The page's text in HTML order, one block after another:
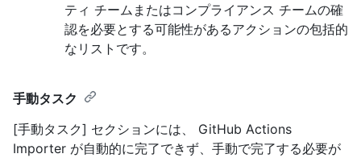
ティ チームまたはコンプライアンス チームの確
認を必要とする可能性があるアクションの包括的
なリストです。
手動タスク
[手動タスク] セクションには、 GitHub Actions
Importer が自動的に完了できず、手動で完了する必要が